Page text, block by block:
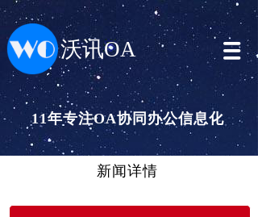
沃讯OA
11年专注OA协同办公信息化
新闻详情